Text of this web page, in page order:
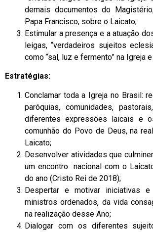
demais documentos do
Papa Francisco, sobre o Laicato;
Estimular a presença e a atuação
leigas, “verdadeiros sujeitos
como “sal, luz e fermento” na Igreja
Estratégias:
Conclamar toda a Igreja no Brasil:
paróquias, comunidades,
diferentes expressões laicais e
comunhão do Povo de Deus, na
Laicato;
Desenvolver atividades que
um encontro nacional com o
do ano (Cristo Rei de 2018);
Despertar e motivar iniciativas e
ministros ordenados, da vida
na realização desse Ano;
Dialogar com os diferentes